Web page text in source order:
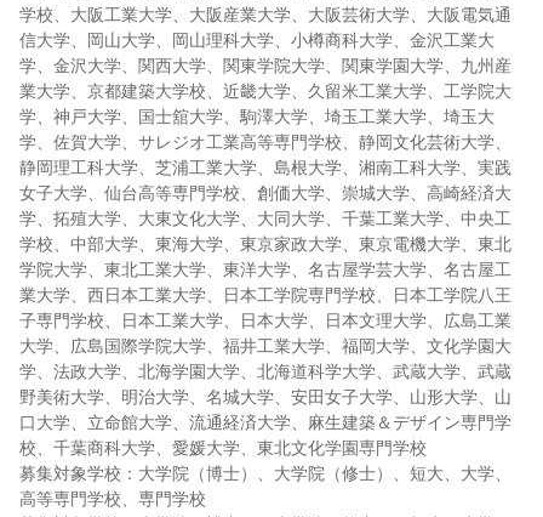
学校、大阪工業大学、大阪産業大学、大阪芸術大学、大阪電気通
信大学、岡山大学、岡山理科大学、小樽商科大学、金沢工業大
学、金沢大学、関西大学、関東学院大学、関東学園大学、九州産
業大学、京都建築大学校、近畿大学、久留米工業大学、工学院大
学、神戸大学、国士舘大学、駒澤大学、埼玉工業大学、埼玉大
学、佐賀大学、サレジオ工業高等専門学校、静岡文化芸術大学、
静岡理工科大学、芝浦工業大学、島根大学、湘南工科大学、実践
女子大学、仙台高等専門学校、創価大学、崇城大学、高崎経済大
学、拓殖大学、大東文化大学、大同大学、千葉工業大学、中央工
学校、中部大学、東海大学、東京家政大学、東京電機大学、東北
学院大学、東北工業大学、東洋大学、名古屋学芸大学、名古屋工
業大学、西日本工業大学、日本工学院専門学校、日本工学院八王
子専門学校、日本工業大学、日本大学、日本文理大学、広島工業
大学、広島国際学院大学、福井工業大学、福岡大学、文化学園大
学、法政大学、北海学園大学、北海道科学大学、武蔵大学、武蔵
野美術大学、明治大学、名城大学、安田女子大学、山形大学、山
口大学、立命館大学、流通経済大学、麻生建築＆デザイン専門学
校、千葉商科大学、愛媛大学、東北文化学園専門学校
募集対象学校：大学院（博士）、大学院（修士）、短大、大学、
高等専門学校、専門学校